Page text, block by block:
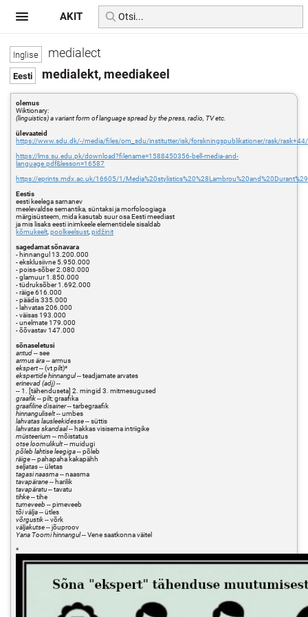
medialect
medialekt, meediakeel
olemus
Wiktionary:
(linguistics) a variant form of language spread by the press, radio, TV etc.
ülevaateid
https://www.sdu.dk/-/media/files/om_sdu/institutter/isk/forskningspublikationer/rask/
https://lms.su.edu.pk/download?filename=1588450356-bell-media-and-
language.pdf&lesson=16587
https://eprints.mdx.ac.uk/16605/1/
Eestis
eesti keelega sarnanev
meelevaldse semantika, süntaksi ja morfoloogiaga
märgisüsteem, mida kasutab suur osa Eesti meediast
ja mis lisaks eesti inimkeele elementidele sisaldab
kõmukeelt ,poolkeelsust ,pidžinit
sagedamat sõnavara
- hinnangul 13.200.000
- eksklusiivne 5.950.000
- poiss-sõber 2.080.000
- glamuur 1.850.000
- tüdruksõber 1.692.000
- räige 616.000
- päädis 335.000
- lahvatas 206.000
- väisas 193.000
- unelmate 179.000
- õõvastav 147.000
sõnaseletusi
antud-- see
armus ära-- armus
ekspert-- (vt pilt)*
ekspertide hinnangul-- teadjamate arvates
erinevad (adj)--
-- 1. [tähenduseta] 2. mingid 3. mitmesugused
graafik-- pilt; graafika
graafiline disainer-- tarbegraafik
hinnanguliselt-- umbes
lahvatas lausleekidesse-- süttis
lahvatas skandaal-- hakkas visisema intriigike
müsteerium -- mõistatus
otse loomulikult-- muidugi
põleb lahtise leegiga-- põleb
räige-- pahapaha kakapähh
seljatas-- ületas
tagasi naasma-- naasma
tavapärane-- harilik
tavapäratu-- tavatu
tihke-- tihe
tumeveeb -- pimeveeb
tõi välja-- ütles
võrgustik-- võrk
väljakutse-- jõuproov
Yana Toomi hinnangul-- Vene saatkonna väitel
*
AKIT